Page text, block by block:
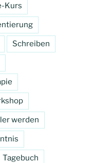
Kurs
Schreiben
werden
Tagebuch